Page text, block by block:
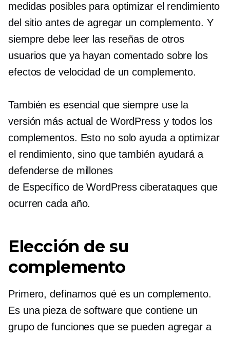
medidas posibles para optimizar el rendimiento
del sitio antes de agregar un complemento. Y
siempre debe leer las reseñas de otros
usuarios que ya hayan comentado sobre los
efectos de velocidad de un complemento.
También es esencial que siempre use la
versión más actual de WordPress y todos los
complementos. Esto no solo ayuda a optimizar
el rendimiento, sino que también ayudará a
defenderse de millones
de Específico de WordPressciberataques que
ocurren cada año.
Elección de su
complemento
Primero, definamos qué es un complemento.
Es una pieza de software que contiene un
grupo de funciones que se pueden agregar a